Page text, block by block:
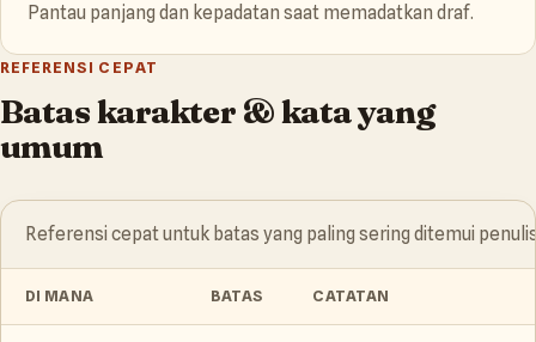
Pantau panjang dan kepadatan saat memadatkan draf.
REFERENSI CEPAT
Batas karakter & kata yang
umum
Referensi cepat untuk batas yang paling sering ditemui
DI MANA BATAS CATATAN